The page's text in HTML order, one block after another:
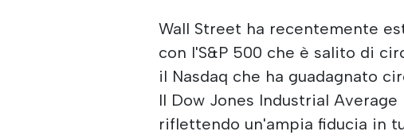
Wall Street ha recentemente
con l'S&P 500 che è salito di
il Nasdaq che ha guadagnato
Il Dow Jones Industrial
riflettendo un'ampia fiducia in